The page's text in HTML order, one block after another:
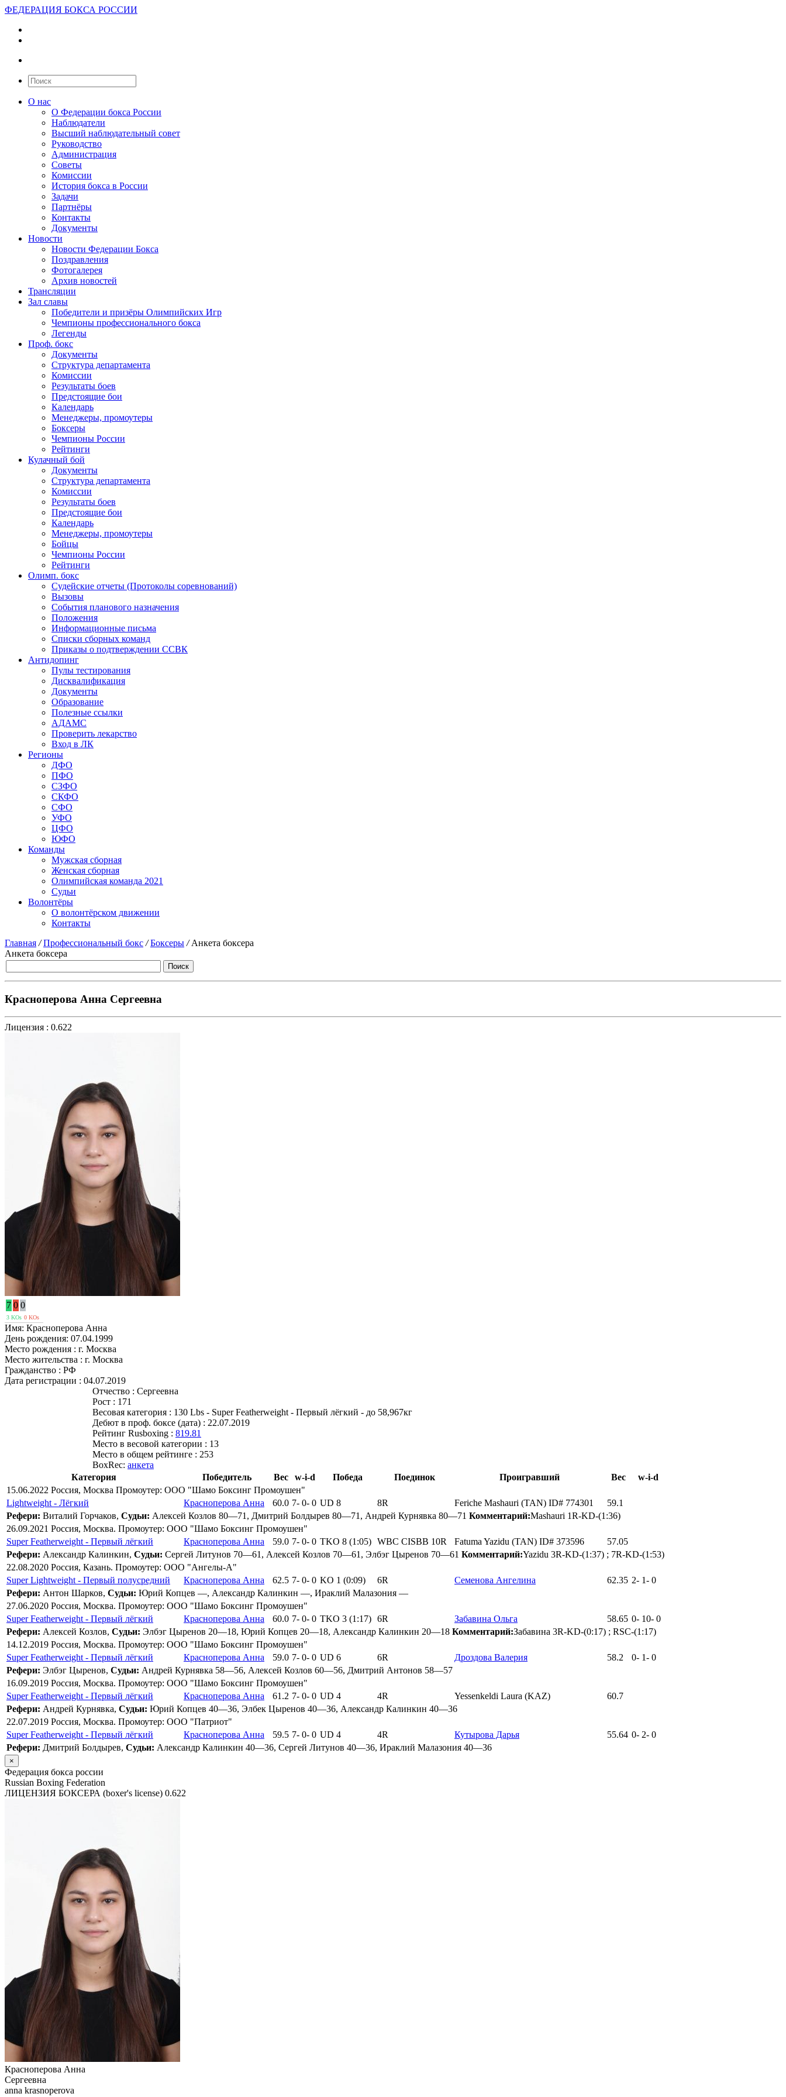
ФЕДЕРАЦИЯ БОКСА РОССИИ
О нас
О Федерации бокса России
Наблюдатели
Высший наблюдательный совет
Руководство
Администрация
Советы
Комиссии
История бокса в России
Задачи
Партнёры
Контакты
Документы
Новости
Новости Федерации Бокса
Поздравления
Фотогалерея
Архив новостей
Трансляции
Зал славы
Победители и призёры Олимпийских Игр
Чемпионы профессионального бокса
Легенды
Проф. бокс
Документы
Структура департамента
Комиссии
Результаты боев
Предстоящие бои
Календарь
Менеджеры, промоутеры
Боксеры
Чемпионы России
Рейтинги
Кулачный бой
Документы
Структура департамента
Комиссии
Результаты боев
Предстоящие бои
Календарь
Менеджеры, промоутеры
Бойцы
Чемпионы России
Рейтинги
Олимп. бокс
Судейские отчеты (Протоколы соревнований)
Вызовы
События планового назначения
Положения
Информационные письма
Списки сборных команд
Приказы о подтверждении ССВК
Антидопинг
Пулы тестирования
Дисквалификация
Документы
Образование
Полезные ссылки
АДАМС
Проверить лекарство
Вход в ЛК
Регионы
ДФО
ПФО
СЗФО
СКФО
СФО
УФО
ЦФО
ЮФО
Команды
Мужская сборная
Женская сборная
Олимпийская команда 2021
Судьи
Волонтёры
О волонтёрском движении
Контакты
Главная / Профессиональный бокс / Боксеры /Анкета боксера
Анкета боксера
Красноперова Анна Сергеевна
Лицензия : 0.622
7 0 0
3 KOs 0 KOs
Имя: Красноперова Анна
День рождения: 07.04.1999
Место рождения : г. Москва
Место жительства : г. Москва
Гражданство : РФ
Дата регистрации : 04.07.2019
Отчество : Сергеевна
Рост : 171
Весовая категория : 130 Lbs - Super Featherweight - Первый лёгкий - до 58,967кг
Дебют в проф. боксе (дата) : 22.07.2019
Рейтинг Rusboxing : 819.81
Место в весовой категории : 13
Место в общем рейтинге : 253
BoxRec: анкета
Категория
Победитель Вес w-i-d Победа Поединок Проигравший Вес
w-i-d
15.06.2022 Россия, Москва Промоутер: ООО "Шамо Боксинг Промоушен"
Lightweight - Лёгкий
Красноперова Анна 60.0 7- 0- 0 UD 8 8R Feriche Mashauri (TAN) ID# 774301
59.1
Рефери: Виталий Горчаков, Судьи: Алексей Козлов 80—71, Дмитрий Болдырев 80—71, Андрей Курнявка 80—71 Комментарий:Mashauri 1R-KD-(1:36)
26.09.2021 Россия, Москва. Промоутер: ООО "Шамо Боксинг Промоушен"
Super Featherweight - Первый лёгкий
Красноперова Анна 59.0 7- 0- 0 TKO 8 (1:05) WBC CISBB 10R Fatuma Yazidu (TAN) ID# 373596
57.05
Рефери: Александр Калинкин, Судьи: Сергей Литунов 70—61, Алексей Козлов 70—61, Элбэг Цыренов 70—61 Комментарий:Yazidu 3R-KD-(1:37) ; 7R-KD-(1:53)
22.08.2020 Россия, Казань. Промоутер: ООО "Ангелы-А"
Super Lightweight - Первый полусредний
Красноперова Анна 62.5 7- 0- 0 KO 1 (0:09) 6R Семенова Ангелина 62.35 2- 1- 0
Рефери: Антон Шарков, Судьи: Юрий Копцев —, Александр Калинкин —, Ираклий Малазония —
27.06.2020 Россия, Москва. Промоутер: ООО "Шамо Боксинг Промоушен"
Super Featherweight - Первый лёгкий
Красноперова Анна 60.0 7- 0- 0 TKO 3 (1:17) 6R Забавина Ольга 58.65 0- 10- 0
Рефери: Алексей Козлов, Судьи: Элбэг Цыренов 20—18, Юрий Копцев 20—18, Александр Калинкин 20—18 Комментарий:Забавина 3R-KD-(0:17) ; RSC-(1:17)
14.12.2019 Россия, Москва. Промоутер: ООО "Шамо Боксинг Промоушен"
Super Featherweight - Первый лёгкий
Красноперова Анна 59.0 7- 0- 0 UD 6 6R Дроздова Валерия 58.2 0- 1- 0
Рефери: Элбэг Цыренов, Судьи: Андрей Курнявка 58—56, Алексей Козлов 60—56, Дмитрий Антонов 58—57
16.09.2019 Россия, Москва. Промоутер: ООО "Шамо Боксинг Промоушен"
Super Featherweight - Первый лёгкий
Красноперова Анна 61.2 7- 0- 0 UD 4 4R Yessenkeldi Laura (KAZ)
60.7
Рефери: Андрей Курнявка, Судьи: Юрий Копцев 40—36, Элбек Цыренов 40—36, Александр Калинкин 40—36
22.07.2019 Россия, Москва. Промоутер: ООО "Патриот"
Super Featherweight - Первый лёгкий
Красноперова Анна 59.5 7- 0- 0 UD 4 4R Кутырова Дарья 55.64 0- 2- 0
Рефери: Дмитрий Болдырев, Судьи: Александр Калинкин 40—36, Сергей Литунов 40—36, Ираклий Малазония 40—36
×
Федерация бокса россии
Russian Boxing Federation
ЛИЦЕНЗИЯ БОКСЕРА (boxer's license) 0.622
Красноперова Анна
Сергеевна
anna krasnoperova